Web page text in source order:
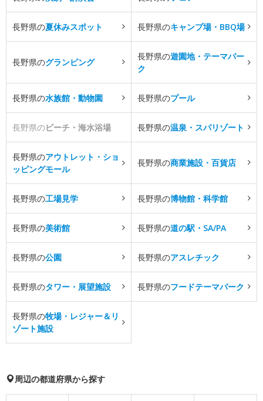
長野県の夏休みスポット 長野県のキャンプ場・BBQ場
長野県のグランピング
長野県の遊園地・テーマパー
ク
長野県の水族館・動物園 長野県のプール
長野県のビーチ・海水浴場 長野県の温泉・スパリゾート
長野県のアウトレット・ショ
ッピングモール
長野県の商業施設・百貨店
長野県の工場見学 長野県の博物館・科学館
長野県の美術館 長野県の道の駅・SA/PA
長野県の公園 長野県のアスレチック
長野県のタワー・展望施設 長野県のフードテーマパーク
長野県の牧場・レジャー＆リ
ゾート施設
周辺の都道府県から探す